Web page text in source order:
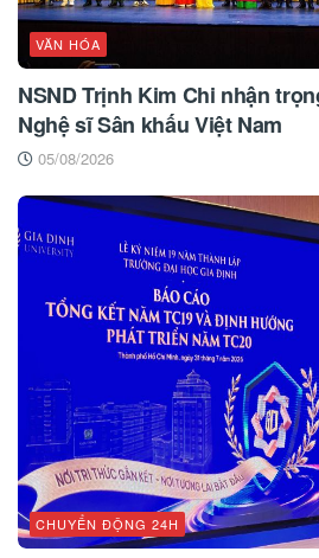
VĂN HÓA
NSND Trịnh Kim Chi nhận
Nghệ sĩ Sân khấu Việt Nam
05/08/2026
CHUYỂN ĐỘNG 24H